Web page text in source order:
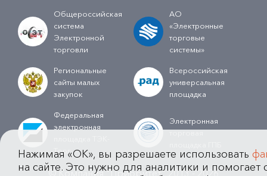
Общероссийская
система
Электронной
торговли
АО
«Электронные
торговые
системы»
Региональные
сайты малых
закупок
Всероссийская
универсальная
площадка
Федеральная
электронная
Торг
Электронная
торговая
© Компания "Приоритет" 2013 - 2026
Нажимая «OK», вы разрешаете использовать
на сайте. Это нужно для аналитики и помогает